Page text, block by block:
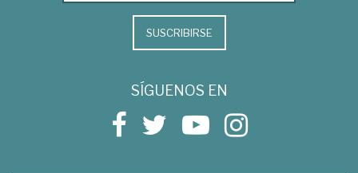
SUSCRIBIRSE
SÍGUENOS EN